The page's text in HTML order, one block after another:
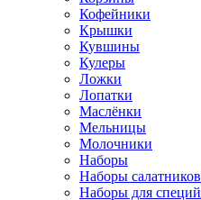
Кофейники
Крышки
Кувшины
Кулеры
Ложки
Лопатки
Маслёнки
Мельницы
Молочники
Наборы
Наборы салатников
Наборы для специй